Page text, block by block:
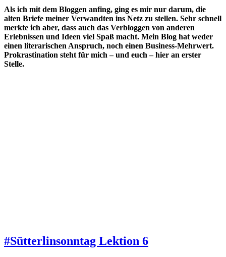
Als ich mit dem Bloggen anfing, ging es mir nur darum, die
alten Briefe meiner Verwandten ins Netz zu stellen. Sehr schnell
merkte ich aber, dass auch das Verbloggen von anderen
Erlebnissen und Ideen viel Spaß macht. Mein Blog hat weder
einen literarischen Anspruch, noch einen Business-Mehrwert.
Prokrastination steht für mich – und euch – hier an erster
Stelle.
#Sütterlinsonntag Lektion 6